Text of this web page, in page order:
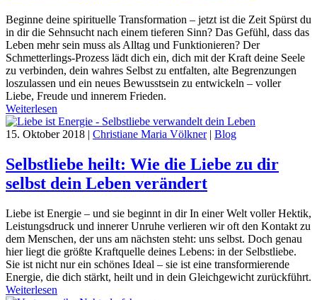
Beginne deine spirituelle Transformation – jetzt ist die Zeit Spürst du
in dir die Sehnsucht nach einem tieferen Sinn? Das Gefühl, dass das
Leben mehr sein muss als Alltag und Funktionieren? Der
Schmetterlings-Prozess lädt dich ein, dich mit der Kraft deine Seele
zu verbinden, dein wahres Selbst zu entfalten, alte Begrenzungen
loszulassen und ein neues Bewusstsein zu entwickeln – voller
Liebe, Freude und innerem Frieden.
Weiterlesen
15. Oktober 2018 | Christiane Maria Völkner| Blog
Selbstliebe heilt: Wie die Liebe zu dir
selbst dein Leben verändert
Liebe ist Energie – und sie beginnt in dir In einer Welt voller Hektik,
Leistungsdruck und innerer Unruhe verlieren wir oft den Kontakt zu
dem Menschen, der uns am nächsten steht: uns selbst. Doch genau
hier liegt die größte Kraftquelle deines Lebens: in der Selbstliebe.
Sie ist nicht nur ein schönes Ideal – sie ist eine transformierende
Energie, die dich stärkt, heilt und in dein Gleichgewicht zurückführt.
Weiterlesen